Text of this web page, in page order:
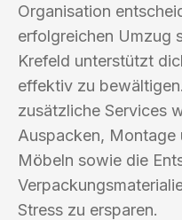
Organisation
erfolgreichen Umzug
Krefeld unterstützt
effektiv zu
zusätzliche Services
Auspacken, Montage
Möbeln sowie die
Stress zu ersparen.